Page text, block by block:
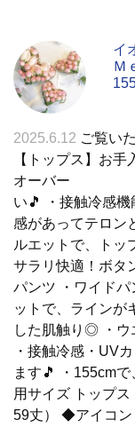
イ
Ｍ
2025.6.12 ご覧い
【トップス】
オーバー ・シ
い🎵 ・接触冷感
感があってテロン
ルエットで、ト
サラリ快適！
パンツ ・ワイド
ットで、ラインが
した肌触り◎ ・ウ
・接触冷感・UV
ます🎵 ・155cm
用サイズ トップ
59丈） ◆アイコン